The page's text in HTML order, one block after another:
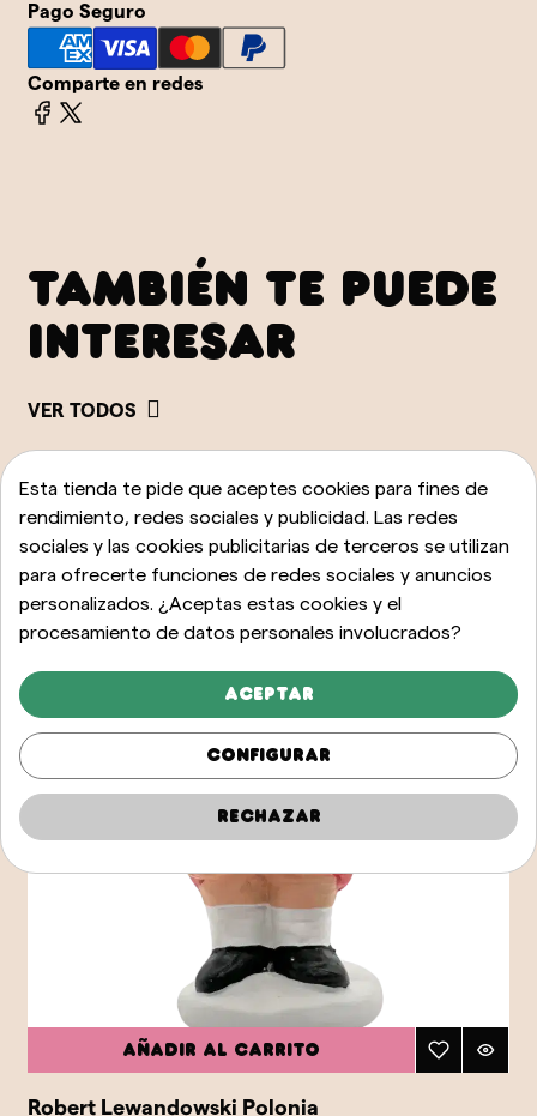
Pago Seguro
Comparte en redes
TAMBIÉN TE PUEDE
INTERESAR
VER TODOS
Añadir al carrito
Robert Lewandowski Polonia
Esta tienda te pide que aceptes cookies para fines de
rendimiento, redes sociales y publicidad. Las redes
sociales y las cookies publicitarias de terceros se utilizan
para ofrecerte funciones de redes sociales y anuncios
personalizados. ¿Aceptas estas cookies y el
procesamiento de datos personales involucrados?
Aceptar
Configurar
Rechazar